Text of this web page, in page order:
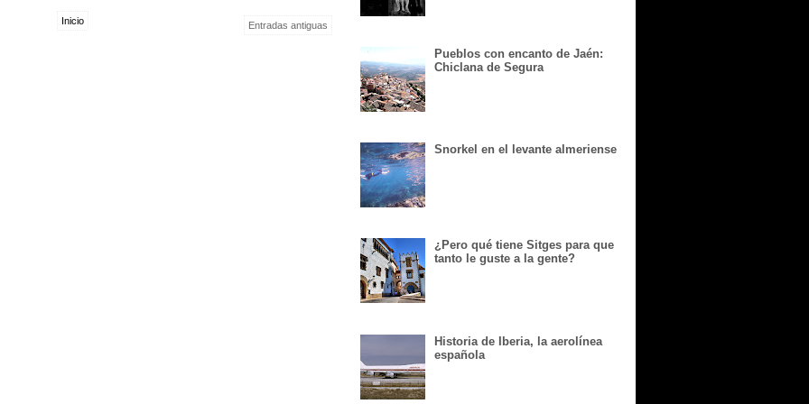
Entradas antiguas
Inicio
Pueblos con encanto de Jaén:
Chiclana de Segura
Snorkel en el levante almeriense
¿Pero qué tiene Sitges para que
tanto le guste a la gente?
Historia de Iberia, la aerolínea
española